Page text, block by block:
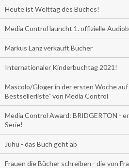
Heute ist Welttag des Buches!
Media Control launcht 1. offizielle
Markus Lanz verkauft Bücher
Internationaler Kinderbuchtag 2021!
Mascolo/Gloger in der ersten Woche
Bestsellerliste" von Media Control
Media Control Award: BRIDGERTON -
Serie!
Juhu - das Buch geht ab
Frauen die Bücher schreiben - die von